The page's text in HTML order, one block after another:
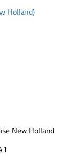
Holland)
New Holland